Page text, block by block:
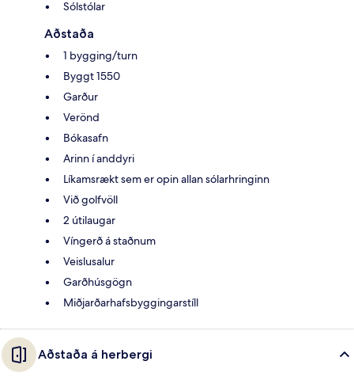
Sólstólar
Aðstaða
1 bygging/turn
Byggt 1550
Garður
Verönd
Bókasafn
Arinn í anddyri
Líkamsrækt sem er opin allan sólarhringinn
Við golfvöll
2 útilaugar
Víngerð á staðnum
Veislusalur
Garðhúsgögn
Miðjarðarhafsbyggingarstíll
Aðstaða á herbergi